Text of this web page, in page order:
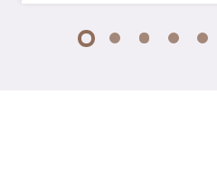
1 2 3 4 5